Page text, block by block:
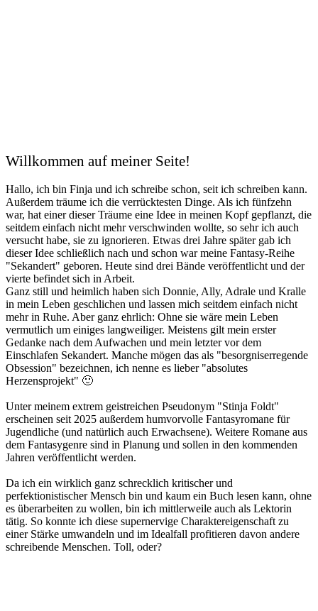
Willkommen auf meiner Seite!
Hallo, ich bin Finja und ich schreibe schon, seit ich schreiben kann.
Außerdem träume ich die verrücktesten Dinge. Als ich fünfzehn
war, hat einer dieser Träume eine Idee in meinen Kopf gepflanzt, die
seitdem einfach nicht mehr verschwinden wollte, so sehr ich auch
versucht habe, sie zu ignorieren. Etwas drei Jahre später gab ich
dieser Idee schließlich nach und schon war meine Fantasy-Reihe
"Sekandert" geboren. Heute sind drei Bände veröffentlicht und der
vierte befindet sich in Arbeit.
Ganz still und heimlich haben sich Donnie, Ally, Adrale und Kralle
in mein Leben geschlichen und lassen mich seitdem einfach nicht
mehr in Ruhe. Aber ganz ehrlich: Ohne sie wäre mein Leben
vermutlich um einiges langweiliger. Meistens gilt mein erster
Gedanke nach dem Aufwachen und mein letzter vor dem
Einschlafen Sekandert. Manche mögen das als "besorgniserregende
Obsession" bezeichnen, ich nenne es lieber "absolutes
Herzensprojekt" 🙂
Unter meinem extrem geistreichen Pseudonym "Stinja Foldt"
erscheinen seit 2025 außerdem humvorvolle Fantasyromane für
Jugendliche (und natürlich auch Erwachsene). Weitere Romane aus
dem Fantasygenre sind in Planung und sollen in den kommenden
Jahren veröffentlicht werden.
Da ich ein wirklich ganz schrecklich kritischer und
perfektionistischer Mensch bin und kaum ein Buch lesen kann, ohne
es überarbeiten zu wollen, bin ich mittlerweile auch als Lektorin
tätig. So konnte ich diese supernervige Charaktereigenschaft zu
einer Stärke umwandeln und im Idealfall profitieren davon andere
schreibende Menschen. Toll, oder?